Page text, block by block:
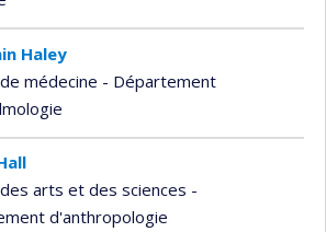
Haley
médecine - Département
arts et des sciences -
d'anthropologie